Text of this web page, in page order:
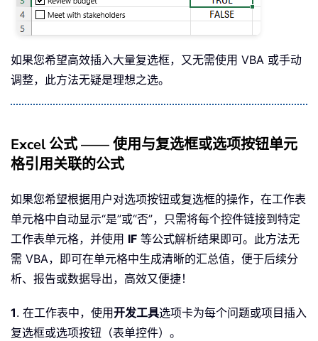
如果您希望高效插入大量复选框，又无需使用 VBA 或手动
调整，此方法无疑是理想之选。
Excel 公式 —— 使用与复选框或选项按钮单元
格引用关联的公式
如果您希望根据用户对选项按钮或复选框的操作，在工作表
单元格中自动显示“是”或“否”，只需将每个控件链接到特定
工作表单元格，并使用 IF 等公式解析结果即可。此方法无
需 VBA，即可在单元格中生成清晰的汇总值，便于后续分
析、报告或数据导出，高效又便捷！
1. 在工作表中，使用开发工具选项卡为每个问题或项目插入
复选框或选项按钮（表单控件）。